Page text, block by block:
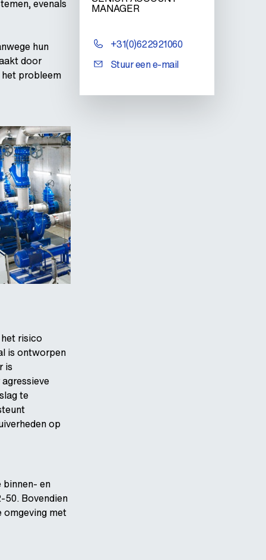
evenals
hun
door
probleem
risico
is ontworpen
is
te
op
binnen- en
50. Bovendien
omgeving met
MANAGER
+31(0)622921060
Stuur een e-mail